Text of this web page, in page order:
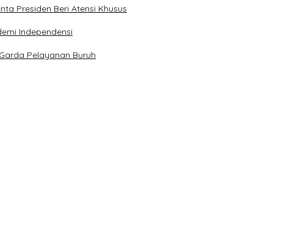
Presiden Beri Atensi Khusus
Independensi
Pelayanan Buruh